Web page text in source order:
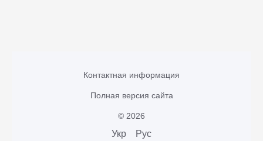
Контактная информация
Полная версия сайта
© 2026
Укр Рус